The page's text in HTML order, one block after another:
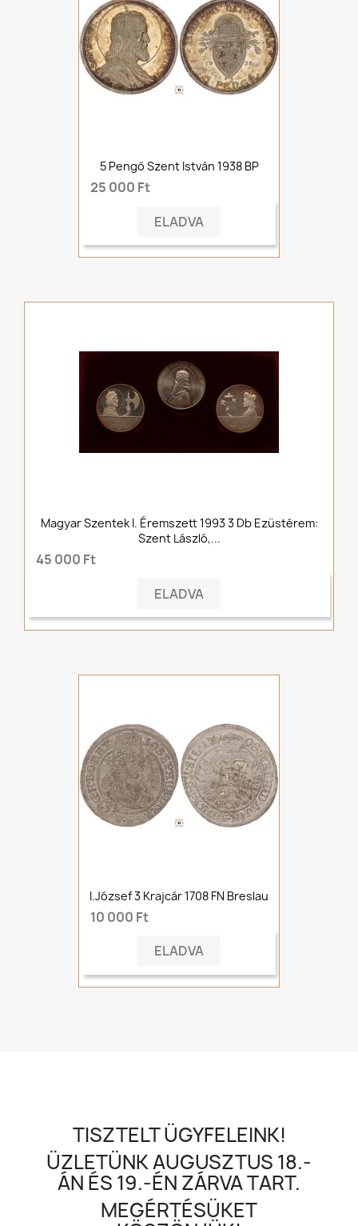
5 Pengő Szent István 1938 BP
25 000 Ft
ELADVA
Magyar Szentek I. Éremszett 1993 3 Db Ezüstérem:
Szent László,...
45 000 Ft
ELADVA
I.József 3 Krajcár 1708 FN Breslau
10 000 Ft
ELADVA
TISZTELT ÜGYFELEINK!
ÜZLETÜNK AUGUSZTUS 18.-
ÁN ÉS 19.-ÉN ZÁRVA TART.
MEGÉRTÉSÜKET